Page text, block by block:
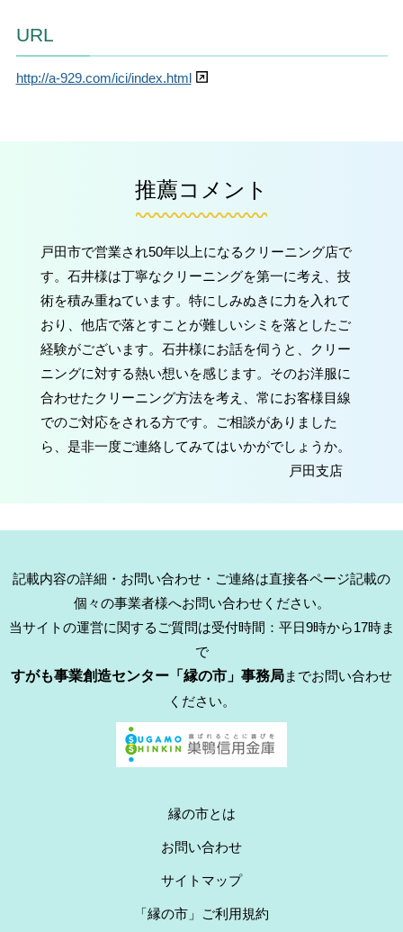
URL
http://a-929.com/ici/index.html
推薦コメント
戸田市で営業され50年以上になるクリーニング店で
す。石井様は丁寧なクリーニングを第一に考え、技
術を積み重ねています。特にしみぬきに力を入れて
おり、他店で落とすことが難しいシミを落としたご
経験がございます。石井様にお話を伺うと、クリー
ニングに対する熱い想いを感じます。そのお洋服に
合わせたクリーニング方法を考え、常にお客様目線
でのご対応をされる方です。ご相談がありました
ら、是非一度ご連絡してみてはいかがでしょうか。
戸田支店
記載内容の詳細・お問い合わせ・ご連絡は直接各ページ記載の
個々の事業者様へお問い合わせください。
当サイトの運営に関するご質問は受付時間：平日9時から17時ま
で
すがも事業創造センター「縁の市」事務局までお問い合わせ
ください。
縁の市とは
お問い合わせ
サイトマップ
「縁の市」ご利用規約